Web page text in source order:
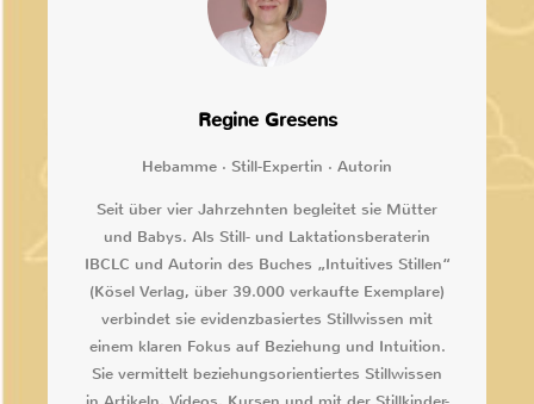
Regine Gresens
Hebamme · Still-Expertin · Autorin
Seit über vier Jahrzehnten begleitet sie Mütter
und Babys. Als Still- und Laktationsberaterin
IBCLC und Autorin des Buches „Intuitives Stillen“
(Kösel Verlag, über 39.000 verkaufte Exemplare)
verbindet sie evidenzbasiertes Stillwissen mit
einem klaren Fokus auf Beziehung und Intuition.
Sie vermittelt beziehungsorientiertes Stillwissen